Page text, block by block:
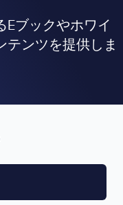
ブックやホワイ
テンツを提供しま